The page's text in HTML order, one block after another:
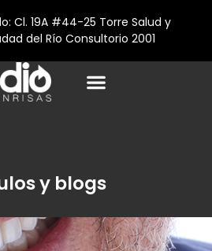
¡Contáctanos! (+57) 312 709 36 87
y blogs